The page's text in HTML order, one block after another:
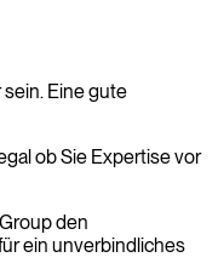
Eine gute
ob Sie Expertise vor
den
ein unverbindliches